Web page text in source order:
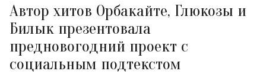
Автор хитов Орбакайте, Глюкозы и
Билык презентовала
предновогодний проект с
социальным подтекстом